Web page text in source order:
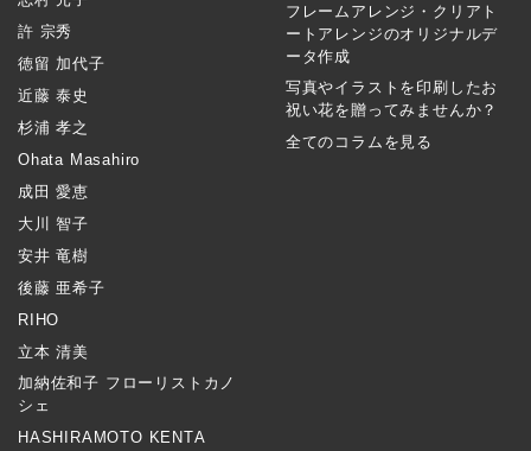
許 宗秀
徳留 加代子
近藤 泰史
杉浦 孝之
Ohata Masahiro
成田 愛恵
大川 智子
安井 竜樹
後藤 亜希子
RIHO
立本 清美
加納佐和子 フローリストカノ
シェ
HASHIRAMOTO KENTA
フレームアレンジ・クリアト
ートアレンジのオリジナルデ
ータ作成
写真やイラストを印刷したお
祝い花を贈ってみませんか？
全てのコラムを見る